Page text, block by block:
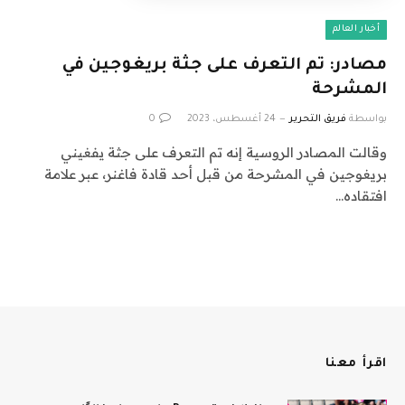
أخبار العالم
مصادر: تم التعرف على جثة بريغوجين في
المشرحة
بواسطة فريق التحرير 24 أغسطس، 2023 0
وقالت المصادر الروسية إنه تم التعرف على جثة يفغيني
بريغوجين في المشرحة من قبل أحد قادة فاغنر، عبر علامة
افتقاده…
اقرأ معنا